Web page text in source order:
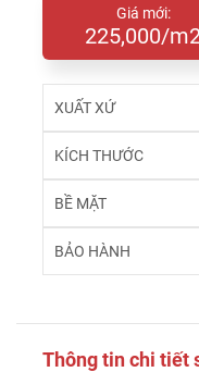
Giá mới:
225,000/
XUẤT XỨ
KÍCH THƯỚC
BỀ MẶT
BẢO HÀNH
Thông tin chi tiết